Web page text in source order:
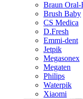
Braun Oral-
Brush Baby
CS Medica
D.Fresh
Emmi-dent
Jetpik
Megasonex
Megaten
Philips
Waterpik
Xiaomi